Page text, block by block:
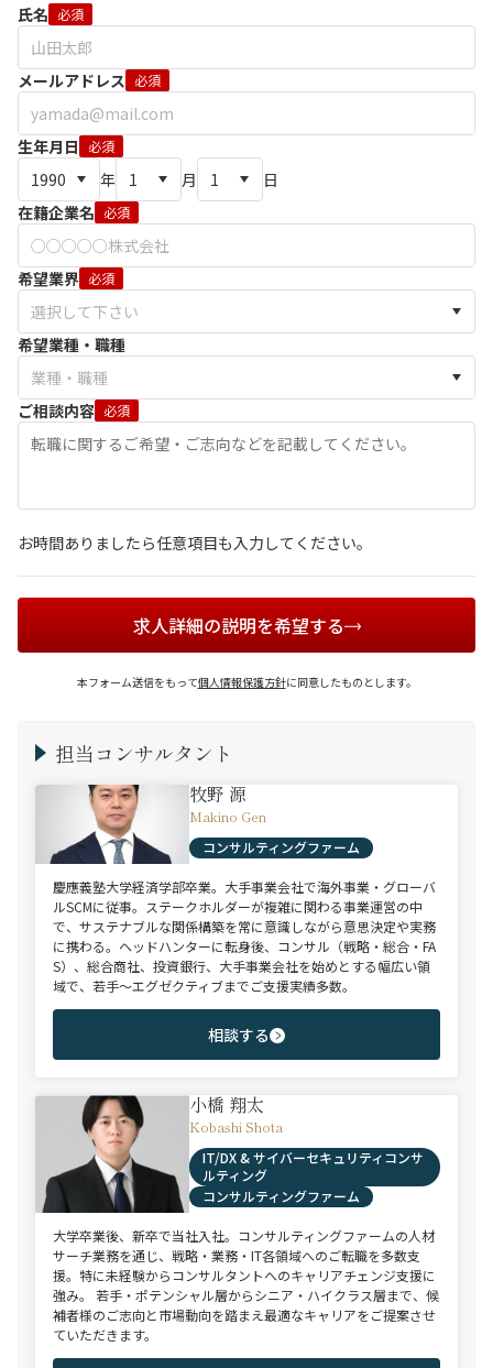
氏名 必須
メールアドレス 必須
生年月日 必須
年 月
日
在籍企業名 必須
希望業界 必須
希望業種・職種
ご相談内容 必須
お時間ありましたら任意項目も入力してください。
求人詳細の説明を希望する
本フォーム送信をもって個人情報保護方針に同意したものとします。
担当コンサルタント
牧野 源
Makino Gen
コンサルティングファーム
慶應義塾大学経済学部卒業。大手事業会社で海外事業・グローバ
ルSCMに従事。ステークホルダーが複雑に関わる事業運営の中
で、サステナブルな関係構築を常に意識しながら意思決定や実務
に携わる。ヘッドハンターに転身後、コンサル（戦略・総合・FA
S）、総合商社、投資銀行、大手事業会社を始めとする幅広い領
域で、若手～エグゼクティブまでご支援実績多数。
相談する
小橋 翔太
Kobashi Shota
IT/DX & サイバーセキュリティコンサ
ルティング
コンサルティングファーム
大学卒業後、新卒で当社入社。コンサルティングファームの人材
サーチ業務を通じ、戦略・業務・IT各領域へのご転職を多数支
援。特に未経験からコンサルタントへのキャリアチェンジ支援に
強み。 若手・ポテンシャル層からシニア・ハイクラス層まで、候
補者様のご志向と市場動向を踏まえ最適なキャリアをご提案させ
ていただきます。